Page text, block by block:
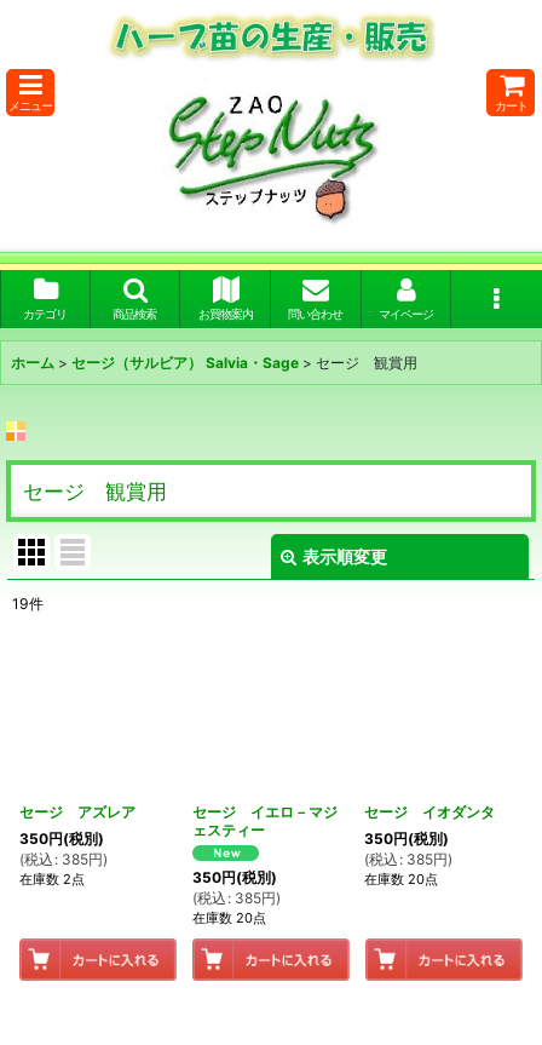
メニュー カート
カテゴリ 商品検索 お買物案内 問い合わせ マイページ
ホーム > セージ（サルビア） Salvia・Sage > セージ 観賞用
セージ 観賞用
表示順変更
19件
セージ アズレア
350円(税別)
(税込 : 385円)
在庫数 2点
セージ イエロ－マジ
ェスティー
350円(税別)
(税込 : 385円)
在庫数 20点
セージ イオダンタ
350円(税別)
(税込 : 385円)
在庫数 20点